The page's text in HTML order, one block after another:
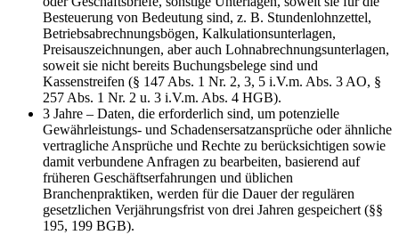
Besteuerung von Bedeutung sind, z. B. Stundenlohnzettel,
Betriebsabrechnungsbögen, Kalkulationsunterlagen,
Preisauszeichnungen, aber auch Lohnabrechnungsunterlagen,
soweit sie nicht bereits Buchungsbelege sind und
Kassenstreifen (§ 147 Abs. 1 Nr. 2, 3, 5 i.V.m. Abs. 3 AO, §
257 Abs. 1 Nr. 2 u. 3 i.V.m. Abs. 4 HGB).
3 Jahre – Daten, die erforderlich sind, um potenzielle
Gewährleistungs- und Schadensersatzansprüche oder ähnliche
vertragliche Ansprüche und Rechte zu berücksichtigen sowie
damit verbundene Anfragen zu bearbeiten, basierend auf
früheren Geschäftserfahrungen und üblichen
Branchenpraktiken, werden für die Dauer der regulären
gesetzlichen Verjährungsfrist von drei Jahren gespeichert (§§
195, 199 BGB).